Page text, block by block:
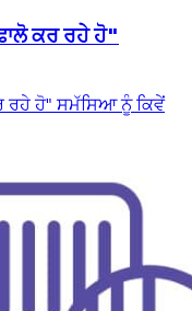
ਕਰ ਰਹੇ ਹੋ"
ਰਹੇ ਹੋ" ਸਮੱਸਿਆ ਨੂੰ ਕਿਵੇਂ